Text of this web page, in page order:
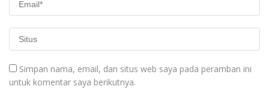
Simpan nama, email, dan situs web saya pada peramban ini
untuk komentar saya berikutnya.